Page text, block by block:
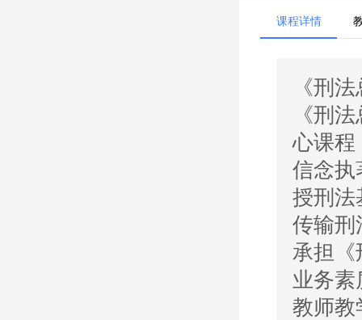
课程详情
《刑
《刑
心课程
信念执
授刑法
传输刑
承担《
业务素
教师教